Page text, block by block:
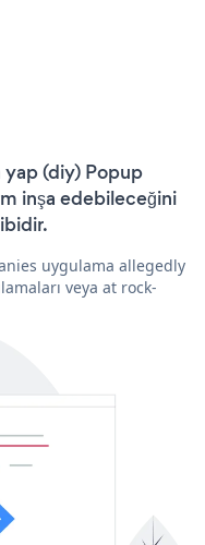
yap (diy) Popup
inşa edebileceğini
uygulama allegedly
veya at rock-